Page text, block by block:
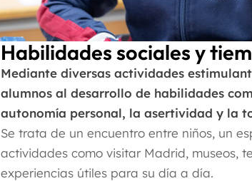
Habilidades sociales y
Mediante diversas actividades
alumnos al desarrollo de habilidades
autonomía personal, la asertividad y la
Se trata de un encuentro entre niños, un
actividades como visitar Madrid, museos,
experiencias útiles para su día a día.